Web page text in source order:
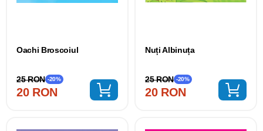
Oachi Broscoiul
20 RON
25 RON -20%
Nuți Albinuța
20 RON
25 RON -20%